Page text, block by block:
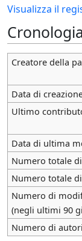
Visualizza il
Creatore della
Data di
Ultimo
Data di ultima
Numero totale
Numero totale
Numero di
(negli ultimi 90
Numero di